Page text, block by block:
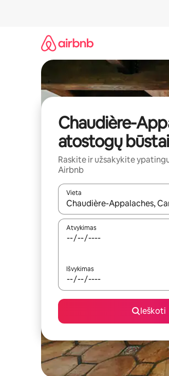
Chaudière-
atostogų būstai
Raskite ir užsakykite
Airbnb
Vieta
Kai pasirodys paieškos
Atvykimas
Išvykimas
Ieškoti